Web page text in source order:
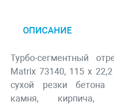
ОПИСАНИЕ
Турбо-сегментный
Matrix 73140, 115 х
сухой резки бетона
камня, кирпича,